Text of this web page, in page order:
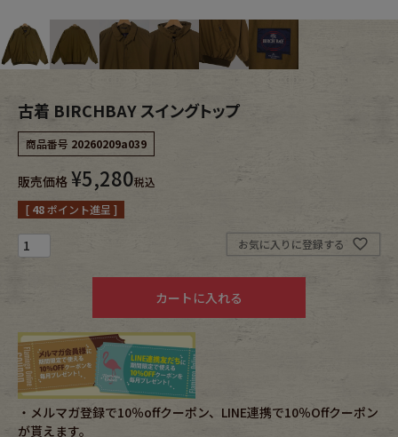
Bottoms Fafatt
レディース商品カテゴリーから探す
Tops
Outer
Kidswear
小物・アクセサリーから探す
Eye Wear
Bag Stall・Scarf
古着 BIRCHBAY スイングトップ
商品番号 20260209a039
販売価格 ¥5,280税込
[ 48ポイント進呈 ]
お気に入りに登録する
カートに入れる
・メルマガ登録で10％offクーポン、LINE連携で10％Offクーポン
が貰えます。